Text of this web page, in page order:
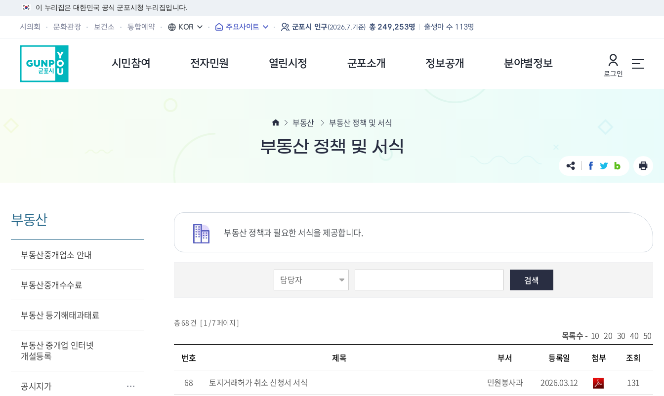
이 누리집은 대한민국 공식 군포시청 누리집입니다.
시의회 문화관광 보건소 통합예약 KOR 주요사이트 군포시 인구(2026.7.기준) 총 249,253명 출생아 수 113명
시민참여 전자민원 열린시정 군포소개 정보공개 분야별정보
로그인
부동산
부동산중개업소 안내
부동산중개수수료
부동산 등기해태과태료
부동산 중개업 인터넷
개설등록
공시지가
부동산 부동산 정책 및 서식
부동산 정책 및 서식
부동산 정책과 필요한 서식을 제공합니다.
총68 건 [ 1 / 7 페이지 ]
목록수 - 10 20 30 40 50
번호
제목 부서 등록일 첨부 조회
68 토지거래허가 취소 신청서 서식 민원봉사과 2026.03.12 131